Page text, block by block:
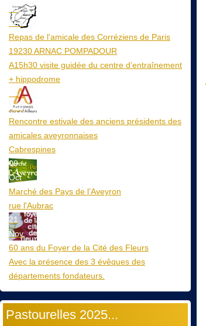
23
Aoû
Repas de l'amicale des Corréziens de Paris
19230 ARNAC POMPADOUR
A15h30 visite guidée du centre d’entraînement
+ hippodrome
25
Aoû
Rencontre estivale des anciens présidents des
amicales aveyronnaises
Cabrespines
09
Oct
Marché des Pays de l’Aveyron
rue l'Aubrac
21
Nov
60 ans du Foyer de la Cité des Fleurs
Avec la présence des 3 évêques des
départements fondateurs.
Pastourelles 2025...